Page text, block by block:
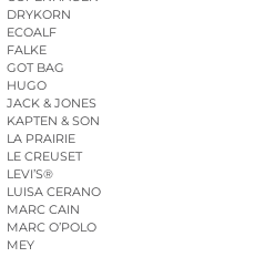
DRYKORN
ECOALF
FALKE
GOT BAG
HUGO
JACK & JONES
KAPTEN & SON
LA PRAIRIE
LE CREUSET
LEVI’S®
LUISA CERANO
MARC CAIN
MARC O’POLO
MEY